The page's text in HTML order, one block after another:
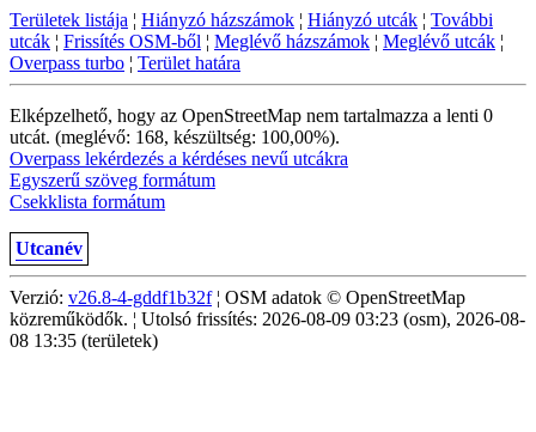
Területek listája ¦ Hiányzó házszámok ¦ Hiányzó utcák ¦ További
utcák ¦ Frissítés OSM-ből ¦ Meglévő házszámok ¦ Meglévő utcák ¦
Overpass turbo ¦ Terület határa
Elképzelhető, hogy az OpenStreetMap nem tartalmazza a lenti 0
utcát. (meglévő: 168, készültség: 100,00%).
Overpass lekérdezés a kérdéses nevű utcákra
Egyszerű szöveg formátum
Csekklista formátum
Utcanév
Verzió: v26.8-4-gddf1b32f¦ OSM adatok © OpenStreetMap
közreműködők. ¦ Utolsó frissítés: 2026-08-09 03:23 (osm), 2026-08-
08 13:35 (területek)